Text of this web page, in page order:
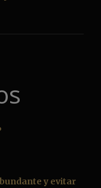
y evitar